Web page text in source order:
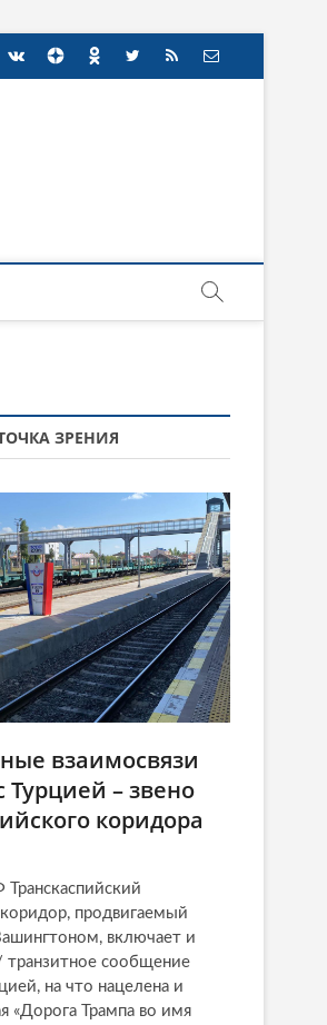
ЗРЕНИЯ
взаимосвязи
– звено
коридора
продвигаемый
включает и
транзитное сообщение
на что нацелена и
«Дорога Трампа во имя